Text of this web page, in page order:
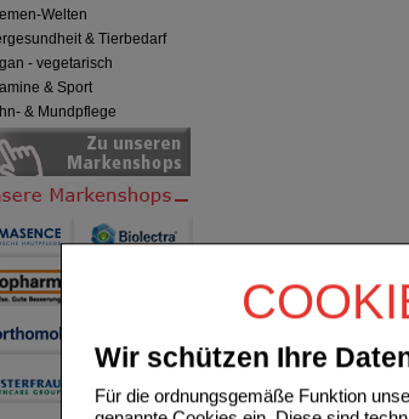
Wir schützen Ihre
Für die ordnungsgemäße Funktion
Welten
& Tierbedarf
- vegetarisch
& Sport
& Mundpflege